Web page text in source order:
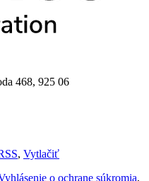
468, 925 06
, Vytlačiť
o ochrane súkromia,